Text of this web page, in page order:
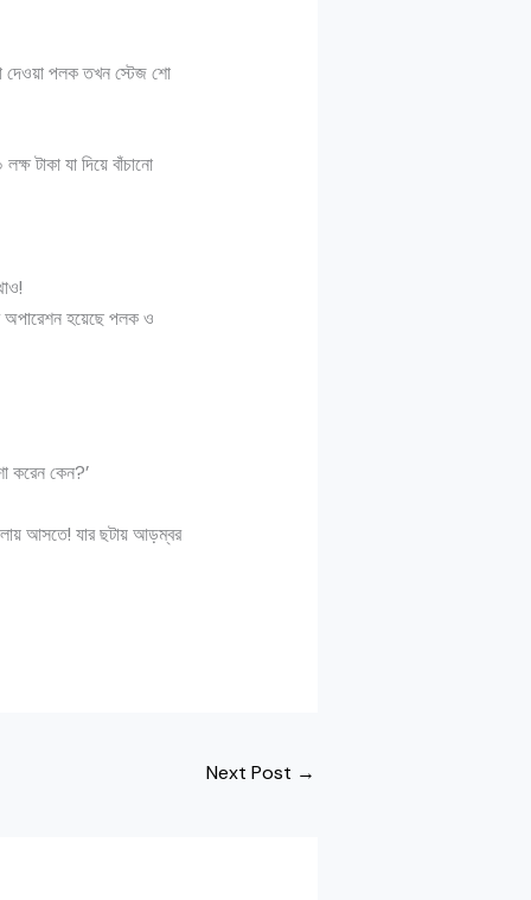
দেওয়া পলক তখন স্টেজ শো
টাকা যা দিয়ে বাঁচানো
অপারেশন হয়েছে পলক ও
করেন কেন?’
আসতে! যার ছটায় আড়ম্বর
Next Post →